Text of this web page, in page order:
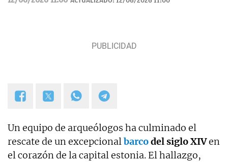
Un equipo de arqueólogos ha culminado el
rescate de un excepcionalbarcodel siglo XIVen
el corazón de la capital estonia. El hallazgo,